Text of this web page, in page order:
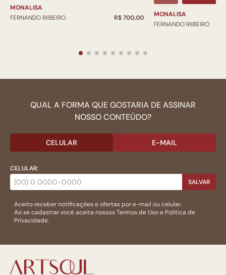
MONALISA
FERNANDO RIIBEIRO
R$ 700,00
MONALISA
FERNANDO RIIBEIRO
QUAL A FORMA QUE GOSTARIA DE ASSINAR
NOSSO CONTEÚDO?
CELULAR E-MAIL
CELULAR:
SALVAR
Aceito receber notificações e ofertas por e-mail ou celular.
Ao se cadastrar você aceita nossosTermos de Usoe Politica de
Privacidade.